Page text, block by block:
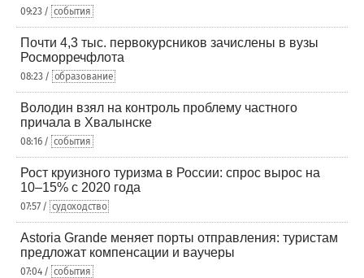
09:23 / события
Почти 4,3 тыс. первокурсников зачислены в вузы
Росморречфлота
08:23 / образование
Володин взял на контроль проблему частного
причала в Хвалынске
08:16 / события
Рост круизного туризма в России: спрос вырос на
10–15% с 2020 года
07:57 / судоходство
Astoria Grande меняет порты отправления: туристам
предложат компенсации и ваучеры
07:04 / события